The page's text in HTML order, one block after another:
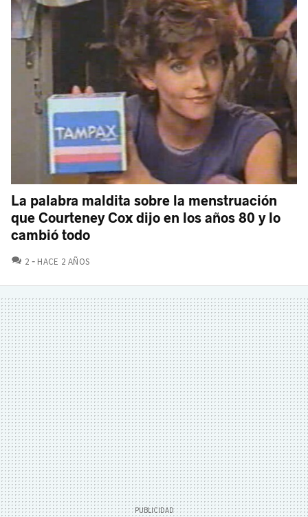
La palabra maldita sobre la menstruación
que Courteney Cox dijo en los años 80 y lo
cambió todo
2 COMENTARIOS
HACE 2 AÑOS